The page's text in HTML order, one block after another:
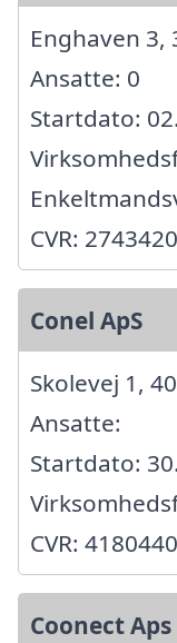
Enghaven 3,
Ansatte: 0
Startdato:
CVR:
Conel ApS
Skolevej 1,
Ansatte:
Startdato:
CVR:
Coonect Aps